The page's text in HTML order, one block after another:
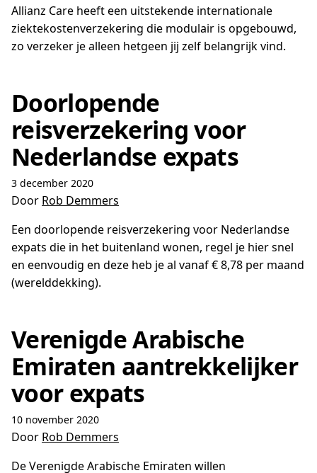
Allianz Care heeft een uitstekende internationale
ziektekostenverzekering die modulair is opgebouwd,
zo verzeker je alleen hetgeen jij zelf belangrijk vind.
Doorlopende
reisverzekering voor
Nederlandse expats
3 december 2020
Door Rob Demmers
Een doorlopende reisverzekering voor Nederlandse
expats die in het buitenland wonen, regel je hier snel
en eenvoudig en deze heb je al vanaf € 8,78 per maand
(werelddekking).
Verenigde Arabische
Emiraten aantrekkelijker
voor expats
10 november 2020
Door Rob Demmers
De Verenigde Arabische Emiraten willen